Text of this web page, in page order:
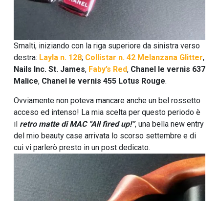
Smalti, iniziando con la riga superiore da sinistra verso
destra: Layla n. 128; Collistar n. 42 Melanzana Glitter,
Nails Inc. St. James, Faby’s Red, Chanel le vernis 637
Malice, Chanel le vernis 455 Lotus Rouge.
Ovviamente non poteva mancare anche un bel rossetto
acceso ed intenso! La mia scelta per questo periodo è
il retro matte di MAC “All fired up!”, una bella new entry
del mio beauty case arrivata lo scorso settembre e di
cui vi parlerò presto in un post dedicato.